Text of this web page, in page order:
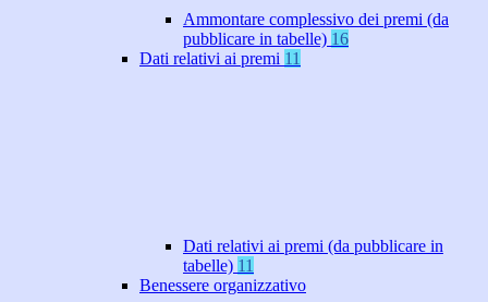
Ammontare complessivo dei premi (da
pubblicare in tabelle) 16
Dati relativi ai premi 11
Dati relativi ai premi (da pubblicare in
tabelle) 11
Benessere organizzativo